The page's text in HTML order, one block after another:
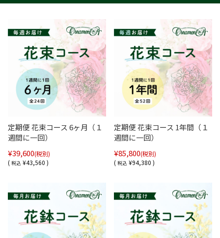
定期便 花束コース 6ヶ月（１
週間に一回）
¥39,600(税別)
(税込 ¥43,560 )
定期便 花束コース 1年間（１
週間に一回）
¥85,800(税別)
(税込 ¥94,380 )